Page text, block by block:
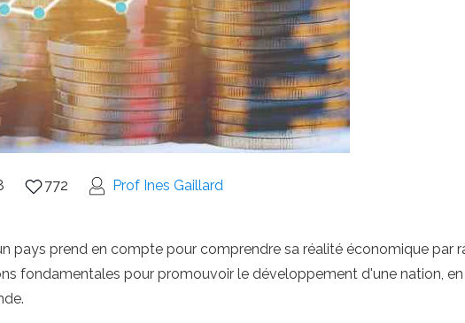
772 Prof Ines Gaillard
pays prend en compte pour comprendre sa réalité économique par
fondamentales pour promouvoir le développement d'une nation,